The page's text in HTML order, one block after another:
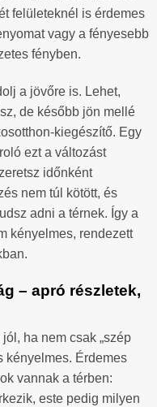
felületeknél is érdemes
vagy a fényesebb
fényben.
a jövőre is. Lehet,
de később jön mellé
kiegészítő. Egy
ezt a változást
időnként
nem túl kötött, és
adni a térnek. Így a
kényelmes, rendezett
– apró részletek,
ha nem csak „szép
kényelmes. Érdemes
vannak a térben:
este pedig milyen